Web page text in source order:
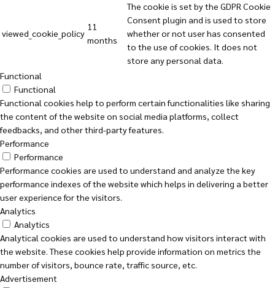
viewed_cookie_policy
11
months
The cookie is set by the GDPR Cookie
Consent plugin and is used to store
whether or not user has consented
to the use of cookies. It does not
store any personal data.
Functional
Functional
Functional cookies help to perform certain functionalities like sharing
the content of the website on social media platforms, collect
feedbacks, and other third-party features.
Performance
Performance
Performance cookies are used to understand and analyze the key
performance indexes of the website which helps in delivering a better
user experience for the visitors.
Analytics
Analytics
Analytical cookies are used to understand how visitors interact with
the website. These cookies help provide information on metrics the
number of visitors, bounce rate, traffic source, etc.
Advertisement